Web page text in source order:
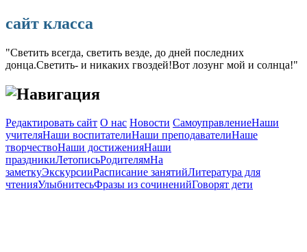
сайт класса
"Светить всегда, светить везде, до дней последних
донца.Светить- и никаких гвоздей!Вот лозунг мой и солнца!"
Навигация
Редактировать сайт О нас Новости СамоуправлениеНаши
учителяНаши воспитателиНаши преподавателиНаше
творчествоНаши достиженияНаши
праздникиЛетописьРодителямНа
заметкуЭкскурсииРасписание занятийЛитература для
чтенияУлыбнитесьФразы из сочиненийГоворят дети